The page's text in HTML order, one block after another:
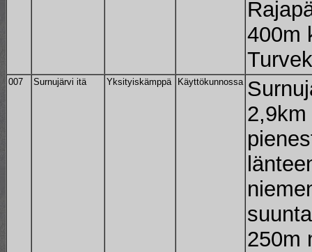
400m
007 Surnujärvi itä Yksityiskämppä Käyttökunnossa
250m